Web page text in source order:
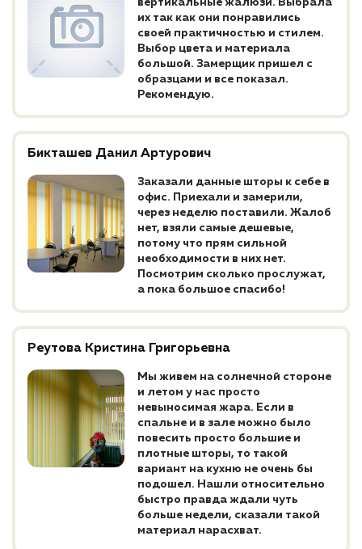
вертикальные жалюзи. Выбрала
их так как они понравились
своей практичностью и стилем.
Выбор цвета и материала
большой. Замерщик пришел с
образцами и все показал.
Рекомендую.
Бикташев Данил Артурович
Заказали данные шторы к себе в
офис. Приехали и замерили,
через неделю поставили. Жалоб
нет, взяли самые дешевые,
потому что прям сильной
необходимости в них нет.
Посмотрим сколько прослужат,
а пока большое спасибо!
Реутова Кристина Григорьевна
Мы живем на солнечной стороне
и летом у нас просто
невыносимая жара. Если в
спальне и в зале можно было
повесить просто большие и
плотные шторы, то такой
вариант на кухню не очень бы
подошел. Нашли относительно
быстро правда ждали чуть
больше недели, сказали такой
материал нарасхват.